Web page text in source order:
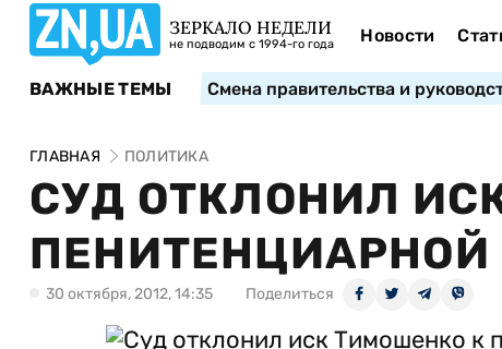
ЗЕРКАЛО НЕДЕЛИ
не подводим с 1994-го года Новости
ВАЖНЫЕ ТЕМЫ Смена правительства и
ГЛАВНАЯ ПОЛИТИКА
СУД ОТКЛОНИЛ
30 октября, 2012, 14:35 Поделиться